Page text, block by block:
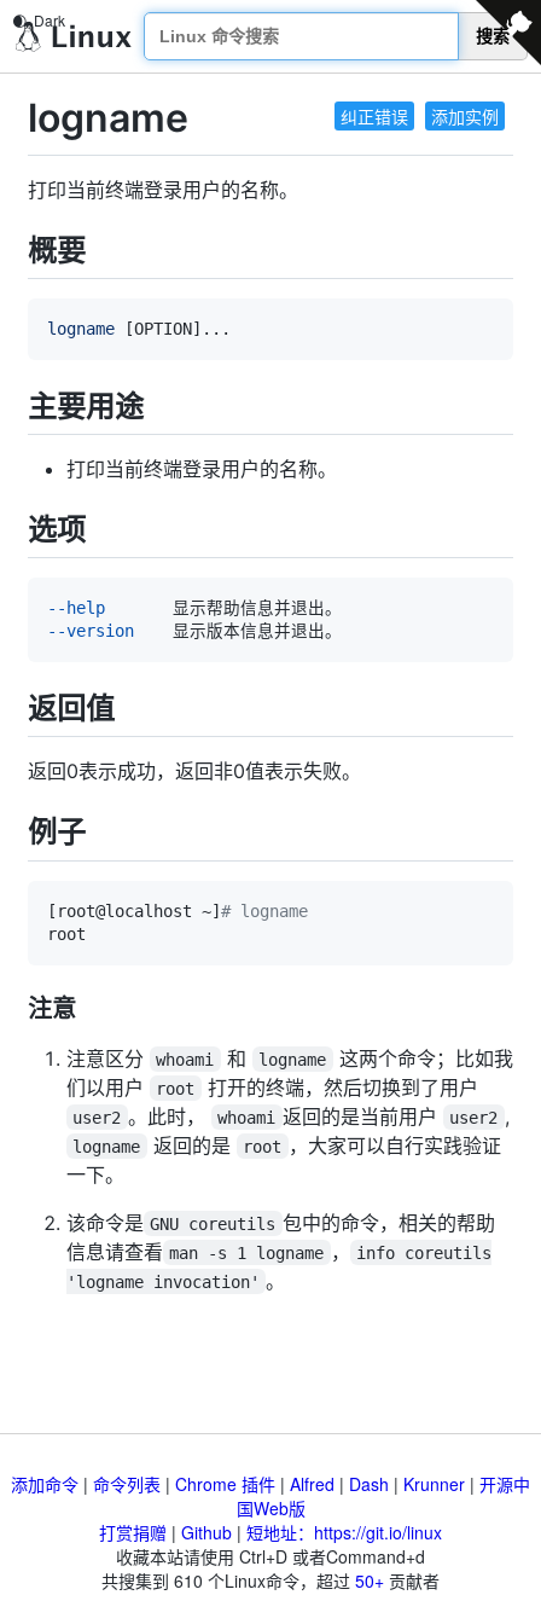
搜索
纠正错误 添加实例
logname
打印当前终端登录用户的名称。
概要
logname [OPTION] ..
主要用途
打印当前终端登录用户的名称。
选项
--help
--version
返回值
返回0表示成功，返回非0值表示失败。
例子
[ root@localhost ~]# logname
注意
注意区分 whoami 和 logname
这两个命令；比如我
们以用户
root 打开的终端，然后切换到了用户
user2 。此时， whoami 返回的是当前用户 user2 ,
logname 返回的是 root ，大家可以自行实践验证
一下。
该命令是 GNU coreutils 包中的命令，相关的帮助
信息请查看 man -s 1 logname ，
info coreutils
'logname invocation' 。
添加命令 | 命令列表 | Chrome 插件 | Alfred | Dash | Krunner | 开源中
国Web版
打赏捐赠 | Github | 短地址：https://git.io/linux
收藏本站请使用 Ctrl+D 或者Command+d
共搜集到 610 个Linux命令，超过 50+ 贡献者